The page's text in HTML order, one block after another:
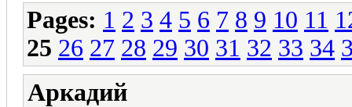
Pages: 1 2 3 4 5 6 7 8 9 10 11
25 26 27 28 29 30 31 32 33 34
Аркадий